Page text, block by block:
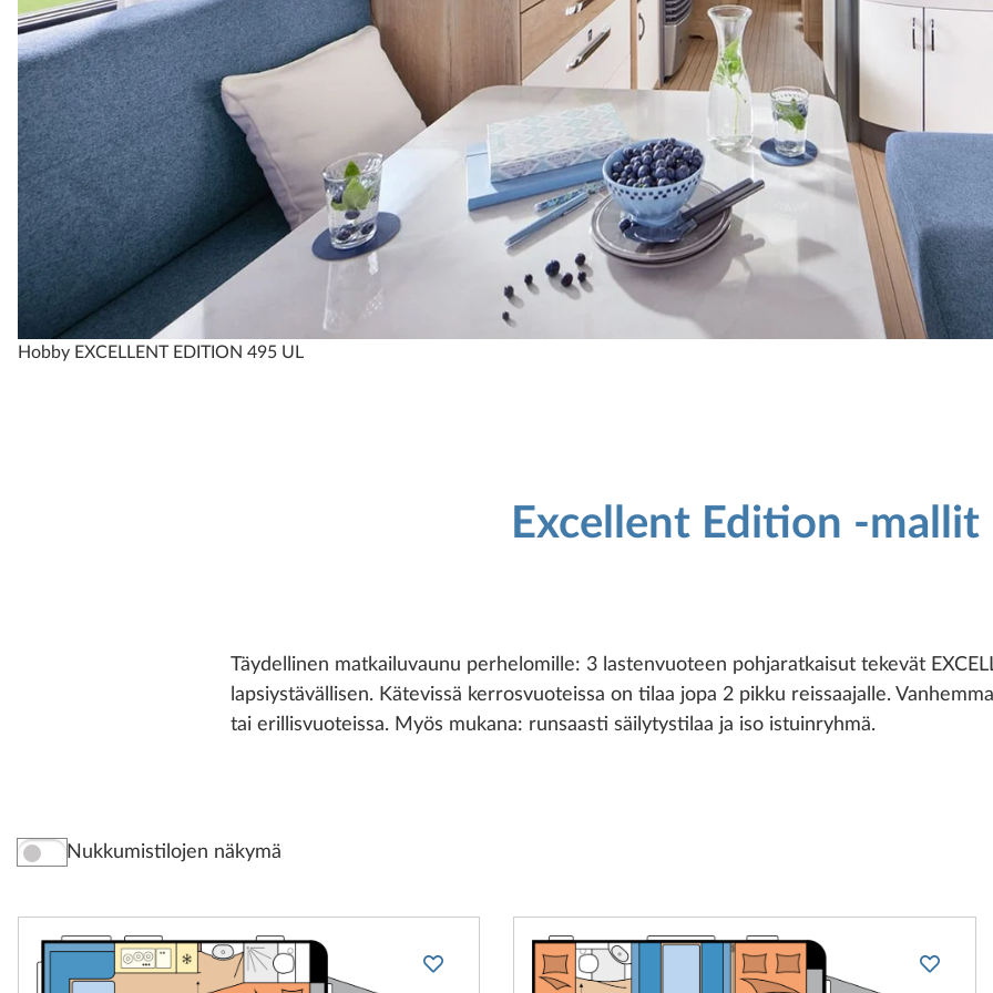
Hobby EXCELLENT EDITION 495 UL
Excellent Edition -mallit
Täydellinen matkailuvaunu perhelomille: 3 lastenvuoteen pohjaratkaisut tekevät
lapsiystävällisen. Kätevissä kerrosvuoteissa on tilaa jopa 2 pikku reissaajalle.
tai erillisvuoteissa. Myös mukana: runsaasti säilytystilaa ja iso istuinryhmä.
Nukkumistilojen näkymä